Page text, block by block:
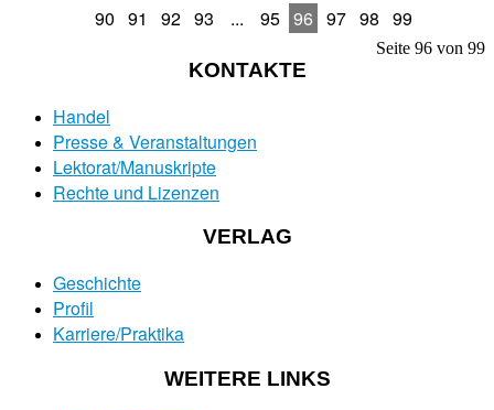
90 91 92 93 ... 95 96 97 98 99
Seite 96 von 99
KONTAKTE
Handel
Presse & Veranstaltungen
Lektorat/Manuskripte
Rechte und Lizenzen
VERLAG
Geschichte
Profil
Karriere/Praktika
WEITERE LINKS